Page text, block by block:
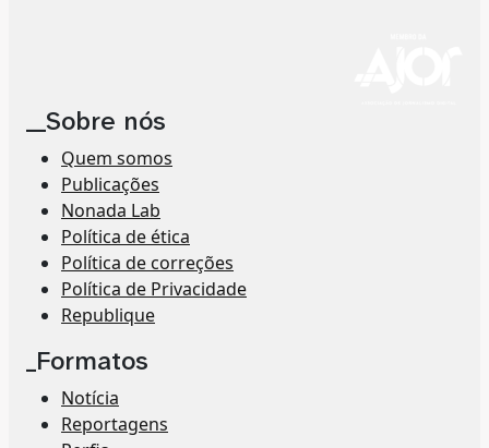
__Sobre nós
Quem somos
Publicações
Nonada Lab
Política de ética
Política de correções
Política de Privacidade
Republique
_Formatos
Notícia
Reportagens